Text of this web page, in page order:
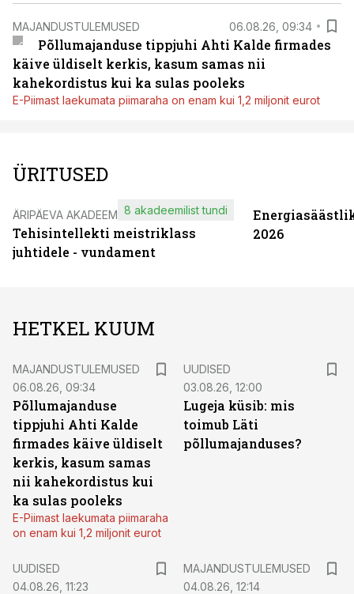
MAJANDUSTULEMUSED 06.08.26, 09:34
Põllumajanduse tippjuhi Ahti Kalde firmades
käive üldiselt kerkis, kasum samas nii
kahekordistus kui ka sulas pooleks
E-Piimast laekumata piimaraha on enam kui 1,2 miljonit eurot
ÜRITUSED
ÄRIPÄEVA AKADEEMIA
Tehisintellekti meistriklass
juhtidele - vundament
8 akadeemilist tundi
2026
HETKEL KUUM
MAJANDUSTULEMUSED
06.08.26, 09:34
Põllumajanduse
tippjuhi Ahti Kalde
firmades käive üldiselt
kerkis, kasum samas
nii kahekordistus kui
ka sulas pooleks
E-Piimast laekumata piimaraha
on enam kui 1,2 miljonit eurot
UUDISED
03.08.26, 12:00
Lugeja küsib: mis
toimub Läti
põllumajanduses?
UUDISED
04.08.26, 11:23
MAJANDUSTULEMUSED
04.08.26, 12:14